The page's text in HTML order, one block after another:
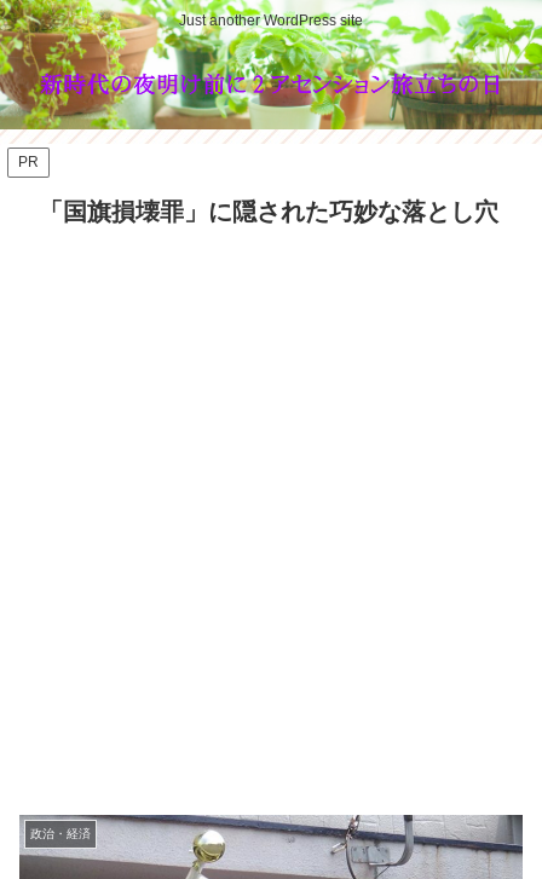
Just another WordPress site
PR
「国旗損壊罪」に隠された巧妙な落とし穴
政治・経済